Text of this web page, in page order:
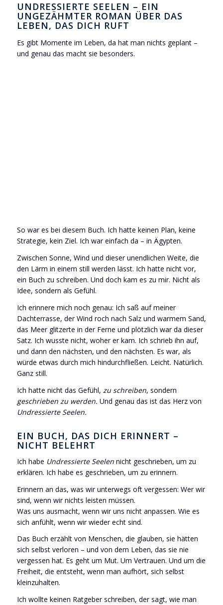
UNDRESSIERTE SEELEN – EIN
UNGEZÄHMTER ROMAN ÜBER DAS
LEBEN, DAS DICH RUFT
Es gibt Momente im Leben, da hat man nichts geplant –
und genau das macht sie besonders.
So war es bei diesem Buch. Ich hatte keinen Plan, keine
Strategie, kein Ziel. Ich war einfach da – in Ägypten.
Zwischen Sonne, Wind und dieser unendlichen Weite, die
den Lärm in einem still werden lässt. Ich hatte nicht vor,
ein Buch zu schreiben. Und doch kam es zu mir. Nicht als
Idee, sondern als Gefühl.
Ich erinnere mich noch genau: Ich saß auf meiner
Dachterrasse, der Wind roch nach Salz und warmem Sand,
das Meer glitzerte in der Ferne und plötzlich war da dieser
Satz. Ich wusste nicht, woher er kam. Ich schrieb ihn auf,
und dann den nächsten, und den nächsten. Es war, als
würde etwas durch mich hindurchfließen. Leicht. Natürlich.
Ganz still.
Ich hatte nicht das Gefühl, zu schreiben, sondern
geschrieben zu werden. Und genau das ist das Herz von
Undressierte Seelen.
EIN BUCH, DAS DICH ERINNERT –
NICHT BELEHRT
Ich habe Undressierte Seelennicht geschrieben, um zu
erklären. Ich habe es geschrieben, um zu erinnern.
Erinnern an das, was wir unterwegs oft vergessen: Wer wir
sind, wenn wir nichts leisten müssen.
Was uns ausmacht, wenn wir uns nicht anpassen. Wie es
sich anfühlt, wenn wir wieder echt sind.
Das Buch erzählt von Menschen, die glauben, sie hätten
sich selbst verloren – und von dem Leben, das sie nie
vergessen hat. Es geht um Mut. Um Vertrauen. Und um die
Freiheit, die entsteht, wenn man aufhört, sich selbst
kleinzuhalten.
Ich wollte keinen Ratgeber schreiben, der sagt, wie man